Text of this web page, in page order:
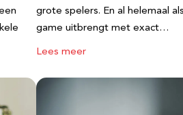
grote spelers. En al helemaal
game uitbrengt met exact…
Lees meer